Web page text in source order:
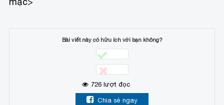
Bài viết này có hữu ích với bạn không?
726lượt đọc
Chia sẻ ngay